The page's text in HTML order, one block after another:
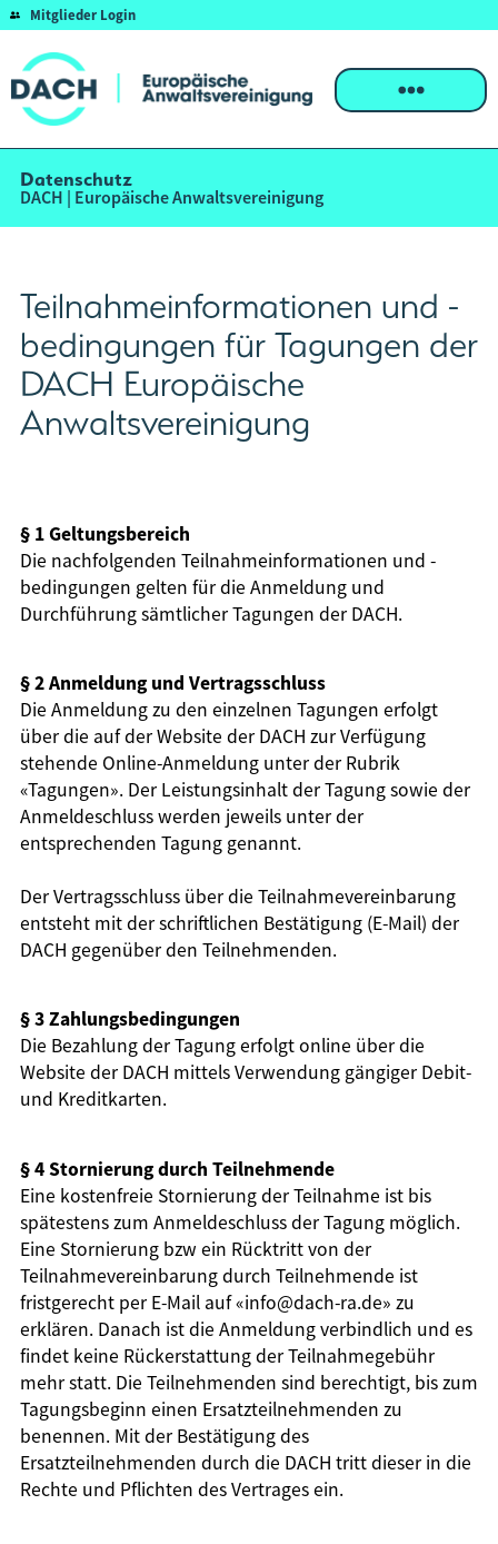
Mitglieder Login
Datenschutz
DACH | Europäische Anwaltsvereinigung
Teilnahmeinformationen und -
bedingungen für Tagungen der
DACH Europäische
Anwaltsvereinigung
§ 1 Geltungsbereich
Die nachfolgenden Teilnahmeinformationen und -
bedingungen gelten für die Anmeldung und
Durchführung sämtlicher Tagungen der DACH.
§ 2 Anmeldung und Vertragsschluss
Die Anmeldung zu den einzelnen Tagungen erfolgt
über die auf der Website der DACH zur Verfügung
stehende Online-Anmeldung unter der Rubrik
«Tagungen». Der Leistungsinhalt der Tagung sowie der
Anmeldeschluss werden jeweils unter der
entsprechenden Tagung genannt.
Der Vertragsschluss über die Teilnahmevereinbarung
entsteht mit der schriftlichen Bestätigung (E-Mail) der
DACH gegenüber den Teilnehmenden.
§ 3 Zahlungsbedingungen
Die Bezahlung der Tagung erfolgt online über die
Website der DACH mittels Verwendung gängiger Debit-
und Kreditkarten.
§ 4 Stornierung durch Teilnehmende
Eine kostenfreie Stornierung der Teilnahme ist bis
spätestens zum Anmeldeschluss der Tagung möglich.
Eine Stornierung bzw ein Rücktritt von der
Teilnahmevereinbarung durch Teilnehmende ist
fristgerecht per E-Mail auf «info@dach-ra.de» zu
erklären. Danach ist die Anmeldung verbindlich und es
findet keine Rückerstattung der Teilnahmegebühr
mehr statt. Die Teilnehmenden sind berechtigt, bis zum
Tagungsbeginn einen Ersatzteilnehmenden zu
benennen. Mit der Bestätigung des
Ersatzteilnehmenden durch die DACH tritt dieser in die
Rechte und Pflichten des Vertrages ein.